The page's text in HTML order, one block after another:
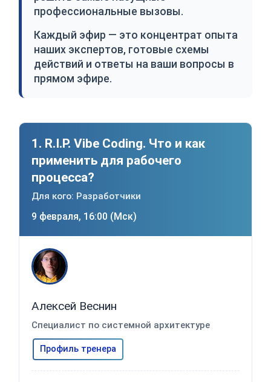
профессиональные вызовы.
Каждый эфир — это концентрат опыта
наших экспертов, готовые схемы
действий и ответы на ваши вопросы в
прямом эфире.
1. R.I.P. Vibe Coding. Что и как
применить для рабочего
процесса?
Для кого: Разработчики
9 февраля, 16:00 (Мск)
Алексей Веснин
Специалист по системной архитектуре
Профиль тренера